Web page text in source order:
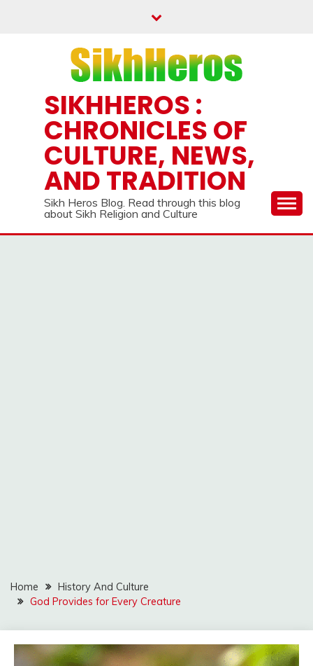
SIKHHEROS :
CHRONICLES OF
CULTURE, NEWS,
AND TRADITION
Sikh Heros Blog. Read through this blog
about Sikh Religion and Culture
Home
History And Culture
God Provides for Every Creature